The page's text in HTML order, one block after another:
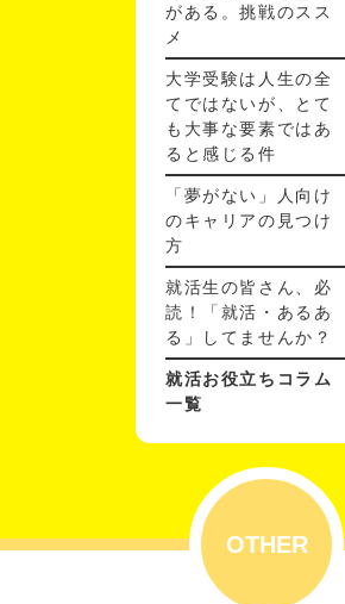
がある。挑戦のスス
メ
大学受験は人生の全
てではないが、とて
も大事な要素ではあ
ると感じる件
「夢がない」人向け
のキャリアの見つけ
方
就活生の皆さん、必
読！「就活・あるあ
る」してませんか？
就活お役立ちコラム
一覧
OTHER